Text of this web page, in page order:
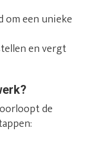
om een unieke
en vergt
de